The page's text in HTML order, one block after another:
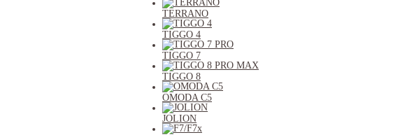
TERRANO
TIGGO 4
TIGGO 7
TIGGO 8
OMODA C5
JOLION